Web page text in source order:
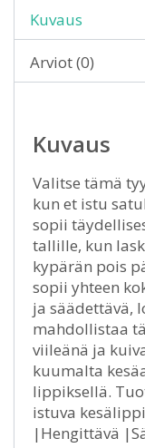
Kuvaus
Arviot (0)
Kuvaus
Valitse tämä
kun et istu
sopii
tallille, kun
kypärän pois
sopii yhteen
ja säädettävä,
mahdollistaa
viileänä ja
kuumalta
lippiksellä.
istuva
|Hengittävä